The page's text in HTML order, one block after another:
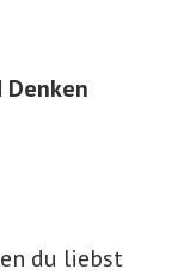
Denken
du liebst